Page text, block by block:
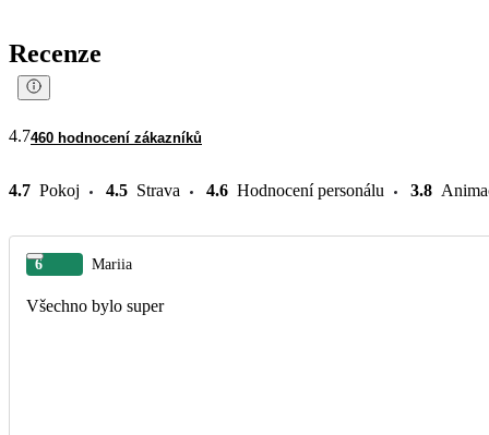
Recenze
4.7460 hodnocení zákazníků
4.7 Pokoj 4.5 Strava 4.6 Hodnocení personálu 3.8
6 Mariia
Všechno bylo super